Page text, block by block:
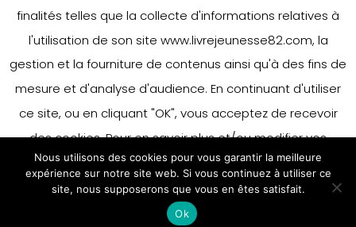
finalités telles que la collecte d'informations relatives à
l'utilisation de son site www.livrejeunesse82.com, la
gestion et la fourniture de contenus ainsi qu'à des fins de
mesure et d'analyse d'audience. En continuant d'utiliser
ce site, ou en cliquant "OK", vous acceptez de recevoir
des cookies. Pour en savoir plus et/ou modifier vos
préférences en matière de cookies, merci de vous référer
à notre politique sur les cookies.
Accepter
En savoir plus
Nous utilisons des cookies pour vous garantir la meilleure
expérience sur notre site web. Si vous continuez à utiliser ce
site, nous supposerons que vous en êtes satisfait.
Ok